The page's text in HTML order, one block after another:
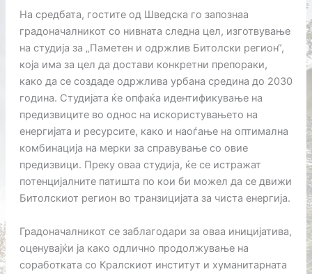
На средбата, гостите од Шведска го запознаа
градоначалникот со нивната следна цел, изготвување
на студија за „Паметен и одржлив Битолски регион“,
која има за цел да достави конкретни препораки,
како да се создаде одржлива урбана средина до 2030
година. Студијата ќе опфаќа идентификување на
предизвиците во однос на искористувањето на
енергијата и ресурсите, како и наоѓање на оптимална
комбинација на мерки за справување со овие
предизвици. Преку оваа студија, ќе се истражат
потенцијалните патишта по кои би можел да се движи
Битолскиот регион во транзицијата за чиста енергија.
Градоначалникот се заблагодари за оваа иницијатива,
оценувајќи ја како одлично продолжување на
соработката со Кралскиот институт и хуманитарната